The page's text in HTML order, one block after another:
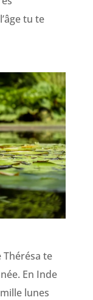
tu te
Thérésa te
En Inde
lunes